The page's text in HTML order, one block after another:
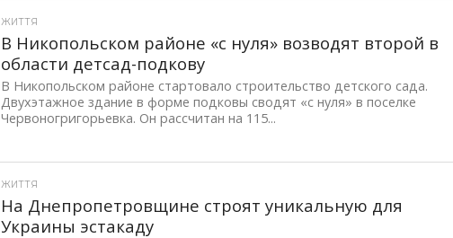
ЖИТТЯ
В Никопольском районе «с нуля» возводят второй в
области детсад-подкову
В Никопольском районе стартовало строительство детского сада.
Двухэтажное здание в форме подковы сводят «с нуля» в поселке
Червоногригорьевка. Он рассчитан на 115...
ЖИТТЯ
На Днепропетровщине строят уникальную для
Украины эстакаду